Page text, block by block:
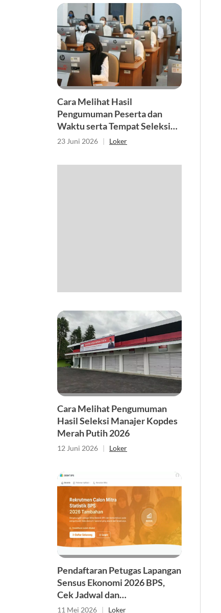
Cara Melihat Hasil
Pengumuman Peserta dan
Waktu serta Tempat Seleksi
CAT 2026
23 Juni 2026 | Loker
Cara Melihat Pengumuman
Hasil Seleksi Manajer Kopdes
Merah Putih 2026
12 Juni 2026 | Loker
Pendaftaran Petugas Lapangan
Sensus Ekonomi 2026 BPS,
Cek Jadwal dan
Persyaratannya
11 Mei 2026 | Loker